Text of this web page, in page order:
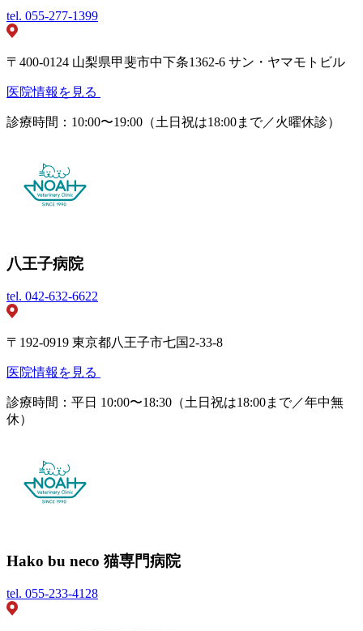
tel. 055-277-1399
〒400-0124 山梨県甲斐市中下条1362-6 サン・ヤマモトビル
医院情報を見る
診療時間：10:00〜19:00（土日祝は18:00まで／火曜休診）
八王子病院
tel. 042-632-6622
〒192-0919 東京都八王子市七国2-33-8
医院情報を見る
診療時間：平日 10:00〜18:30（土日祝は18:00まで／年中無
休）
Hako bu neco 猫専門病院
tel. 055-233-4128